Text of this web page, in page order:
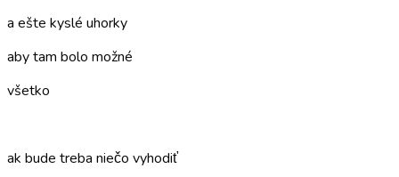
a ešte kyslé uhorky
aby tam bolo možné
všetko
ak bude treba niečo vyhodiť